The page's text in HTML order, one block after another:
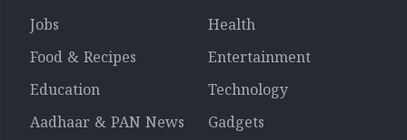
Jobs
Health
Food & Recipes
Entertainment
Education
Technology
Aadhaar & PAN News
Gadgets